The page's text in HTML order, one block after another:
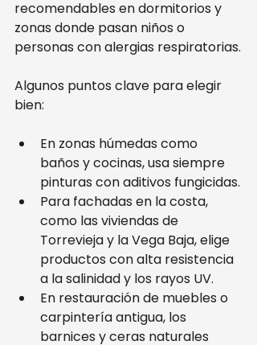
recomendables en dormitorios y
zonas donde pasan niños o
personas con alergias respiratorias.
Algunos puntos clave para elegir
bien:
En zonas húmedas como
baños y cocinas, usa siempre
pinturas con aditivos fungicidas.
Para fachadas en la costa,
como las viviendas de
Torrevieja y la Vega Baja, elige
productos con alta resistencia
a la salinidad y los rayos UV.
En restauración de muebles o
carpintería antigua, los
barnices y ceras naturales